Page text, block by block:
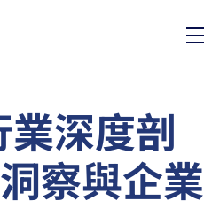
深度剖
察與企業